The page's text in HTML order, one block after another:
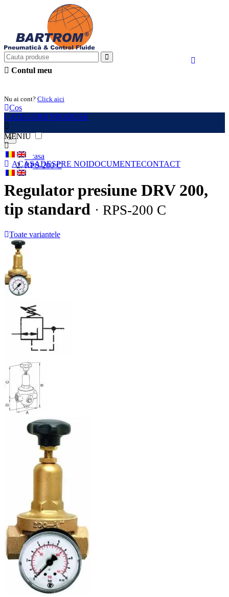
Contul meu
Nu ai cont? Click aici
Cos
CATEGORII PRODUSE
MENIU
ACASADESPRE NOIDOCUMENTECONTACT
×
Acasa
RPS-200 C
Regulator presiune DRV 200,
tip standard · RPS-200 C
Toate variantele